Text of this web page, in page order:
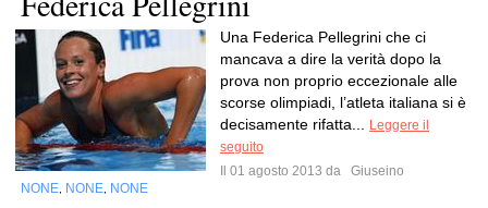
Una Federica Pellegrini che ci
mancava a dire la verità dopo la
prova non proprio eccezionale alle
scorse olimpiadi, l’atleta italiana si è
decisamente rifatta...
Leggere il
seguito
Il 01 agosto 2013 da
Giuseino
NONE NONE NONE